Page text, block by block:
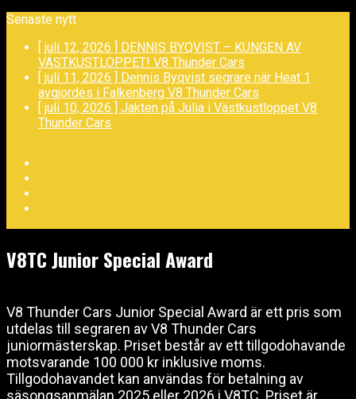
Senaste nytt
[ juli 12, 2026 ] DENNIS BYQVIST – KUNGEN AV
VÄSTKUSTLOPPET! V8 Thunder Cars
[ juli 11, 2026 ] Dennis Byqvist segrare när Heat 1
avgjordes i Falkenberg V8 Thunder Cars
[ juli 10, 2026 ] Jakten på Julia i Västkustloppet V8
Thunder Cars
V8TC Junior Special Award
V8 Thunder Cars Junior Special Award är ett pris som
utdelas till segraren av V8 Thunder Cars
juniormästerskap. Priset består av ett tillgodohavande
motsvarande 100 000 kr inklusive moms.
Tillgodohavandet kan användas för betalning av
säsongsanmälan 2025 eller 2026 i V8TC. Priset är